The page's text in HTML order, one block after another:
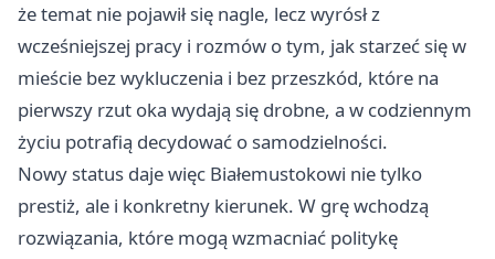
że temat nie pojawił się nagle, lecz wyrósł z
wcześniejszej pracy i rozmów o tym, jak starzeć się w
mieście bez wykluczenia i bez przeszkód, które na
pierwszy rzut oka wydają się drobne, a w codziennym
życiu potrafią decydować o samodzielności.
Nowy status daje więc Białemustokowi nie tylko
prestiż, ale i konkretny kierunek. W grę wchodzą
rozwiązania, które mogą wzmacniać politykę